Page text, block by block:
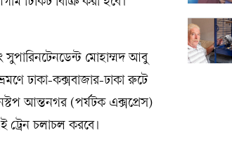
সুপারিনটেনডেন্ট মোহাম্মদ আবু
ঢাকা-কক্সবাজার-ঢাকা রুটে
আন্তনগর (পর্যটক এক্সপ্রেস)
ট্রেন চলাচল করবে।